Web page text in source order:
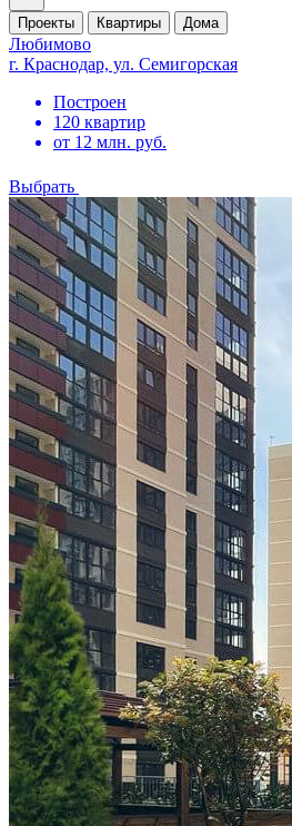
Проекты Квартиры Дома
Любимово
г. Краснодар, ул. Семигорская
Построен
120 квартир
от 12 млн. руб.
Выбрать